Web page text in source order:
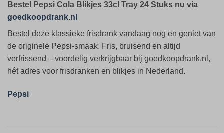
Bestel Pepsi Cola Blikjes 33cl Tray 24 Stuks nu via
goedkoopdrank.nl
Bestel deze klassieke frisdrank vandaag nog en geniet van
de originele Pepsi-smaak. Fris, bruisend en altijd
verfrissend – voordelig verkrijgbaar bij goedkoopdrank.nl,
hét adres voor frisdranken en blikjes in Nederland.
Pepsi